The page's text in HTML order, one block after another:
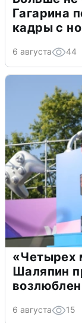
Гагарина
кадры с
6 августа 44
«Четырех
Шаляпин
6 августа 15